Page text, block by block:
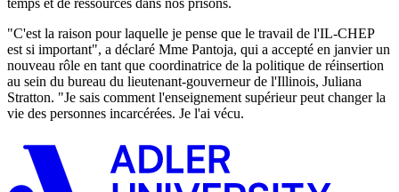
"C'est la raison pour laquelle je pense que le travail de l'IL-CHEP
est si important", a déclaré Mme Pantoja, qui a accepté en janvier un
nouveau rôle en tant que coordinatrice de la politique de réinsertion
au sein du bureau du lieutenant-gouverneur de l'Illinois, Juliana
Stratton. "Je sais comment l'enseignement supérieur peut changer la
vie des personnes incarcérées. Je l'ai vécu.